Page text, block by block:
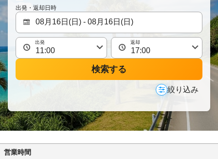
出発・返却日時
出発 返却
検索する
絞り込み
営業時間